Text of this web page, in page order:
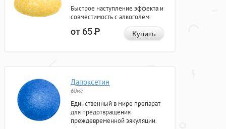
Быстрое наступление эффекта и
совместимость с алкоголем.
от 65Р Купить
Дапоксетин
60мг
Единственный в мире препарат
для предотвращения
преждевременной эякуляции.